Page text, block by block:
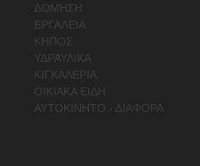
ΔΟΜΗΣΗ
ΕΡΓΑΛΕΙΑ
ΚΗΠΟΣ
ΥΔΡΑΥΛΙΚΑ
ΚΙΓΚΑΛΕΡΙΑ
ΟΙΚΙΑΚΑ ΕΙΔΗ
ΑΥΤΟΚΙΝΗΤΟ - ΔΙΑΦΟΡΑ